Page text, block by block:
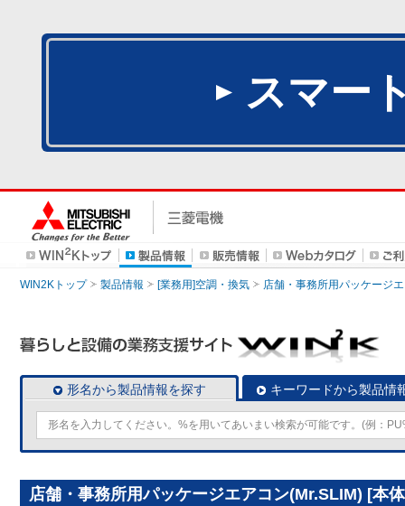
スマー
WIN2Kトップ 製品情報 [業務用]空調・換気 店舗・事務所用パッケージ
形名から製品情報を探す キーワードから製品情
店舗・事務所用パッケージエアコン(Mr.SLIM) [本